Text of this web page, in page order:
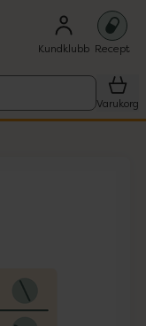
Kundklubb Recept
Varukorg